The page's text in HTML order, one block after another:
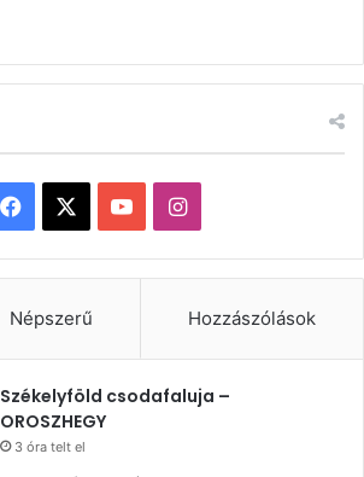
Facebook YouTubeInstagram
Népszerű Hozzászólások
Székelyföld csodafaluja –
OROSZHEGY
3 óra telt el